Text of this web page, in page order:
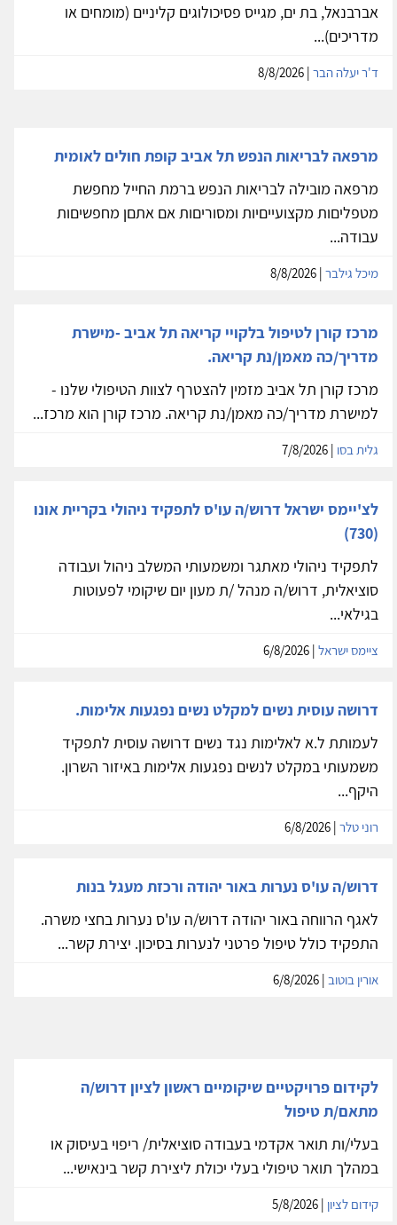
אברבנאל, בת ים, מגייס פסיכולוגים קליניים (מומחים או
מדריכים)...
ד'ר יעלה הבר | 8/8/2026
מרפאה לבריאות הנפש תל אביב קופת חולים לאומית
מרפאה מובילה לבריאות הנפש ברמת החייל מחפשת
מטפליםות מקצועייםיות ומסוריםות אם אתםן מחפשיםות
עבודה...
מיכל גילבר | 8/8/2026
מרכז קורן לטיפול בלקויי קריאה תל אביב -מישרת
מדריך/כה מאמן/נת קריאה.
מרכז קורן תל אביב מזמין להצטרף לצוות הטיפולי שלנו -
למישרת מדריך/כה מאמן/נת קריאה. מרכז קורן הוא מרכז...
גלית בסו | 7/8/2026
לצ'יימס ישראל דרוש/ה עו'ס לתפקיד ניהולי בקריית אונו
(730)
לתפקיד ניהולי מאתגר ומשמעותי המשלב ניהול ועבודה
סוציאלית, דרוש/ה מנהל /ת מעון יום שיקומי לפעוטות
בגילאי...
ציימס ישראל | 6/8/2026
דרושה עוסית נשים למקלט נשים נפגעות אלימות.
לעמותת ל.א לאלימות נגד נשים דרושה עוסית לתפקיד
משמעותי במקלט לנשים נפגעות אלימות באיזור השרון.
היקף...
רוני טלר | 6/8/2026
דרוש/ה עו'ס נערות באור יהודה ורכזת מעגל בנות
לאגף הרווחה באור יהודה דרוש/ה עו'ס נערות בחצי משרה.
התפקיד כולל טיפול פרטני לנערות בסיכון. יצירת קשר...
אורין בוטוב | 6/8/2026
לקידום פרויקטיים שיקומיים ראשון לציון דרוש/ה
מתאם/ת טיפול
בעלי/ות תואר אקדמי בעבודה סוציאלית/ ריפוי בעיסוק או
במהלך תואר טיפולי בעלי יכולת ליצירת קשר בינאישי...
קידום לציון | 5/8/2026